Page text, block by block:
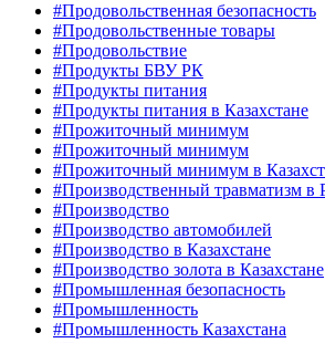
#Продовольственная безопасность
#Продовольственные товары
#Продовольствие
#Продукты БВУ РК
#Продукты питания
#Продукты питания в Казахстане
#Прожиточный минимум
#Прожиточный минимум
#Прожиточный минимум в
#Производственный травматизм в
#Производство
#Производство автомобилей
#Производство в Казахстане
#Производство золота в Казахстане
#Промышленная безопасность
#Промышленность
#Промышленность Казахстана